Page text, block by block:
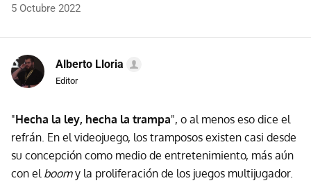
5 Octubre 2022
Alberto Lloria
Editor
"Hecha la ley, hecha la trampa", o al menos eso dice el
refrán. En el videojuego, los tramposos existen casi desde
su concepción como medio de entretenimiento, más aún
con el boomy la proliferación de los juegos multijugador.